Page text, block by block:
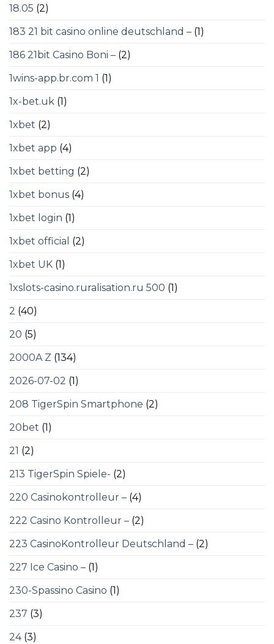
18.05 (2)
183 21 bit casino online deutschland – (1)
186 21bit Casino Boni – (2)
1wins-app.br.com 1 (1)
1x-bet.uk (1)
1xbet (2)
1xbet app (4)
1xbet betting (2)
1xbet bonus (4)
1xbet login (1)
1xbet official (2)
1xbet UK (1)
1xslots-casino.ruralisation.ru 500 (1)
2 (40)
20 (5)
2000A Z (134)
2026-07-02 (1)
208 TigerSpin Smartphone (2)
20bet (1)
21 (2)
213 TigerSpin Spiele- (2)
220 Casinokontrolleur – (4)
222 Casino Kontrolleur – (2)
223 CasinoKontrolleur Deutschland – (2)
227 Ice Casino – (1)
230-Spassino Casino (1)
237 (3)
24(3)